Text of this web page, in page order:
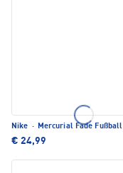
Nike · Mercurial Fade Fußball
€ 24,99